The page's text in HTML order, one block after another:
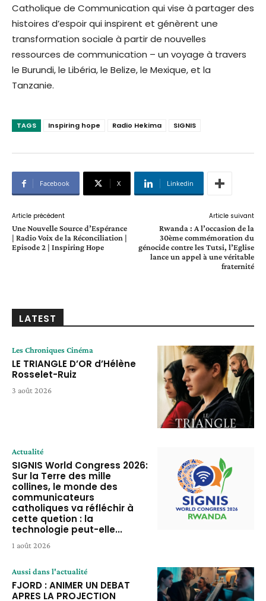
Catholique de Communication qui vise à partager des
histoires d’espoir qui inspirent et génèrent une
transformation sociale à partir de nouvelles
ressources de communication – un voyage à travers
le Burundi, le Libéria, le Belize, le Mexique, et la
Tanzanie.
TAGS Inspiring hope Radio Hekima SIGNIS
Facebook X Linkedin
Article précédent
Une Nouvelle Source d’Espérance
| Radio Voix de la Réconciliation |
Episode 2 | Inspiring Hope
Article suivant
Rwanda : A l’occasion de la
30ème commémoration du
génocide contre les Tutsi, l’Eglise
lance un appel à une véritable
fraternité
LATEST
Les Chroniques Cinéma
LE TRIANGLE D’OR d’Hélène
Rosselet-Ruiz
3 août 2026
Actualité
SIGNIS World Congress 2026:
Sur la Terre des mille
collines, le monde des
communicateurs
catholiques va réfléchir à
cette quetion : la
technologie peut-elle...
1 août 2026
Aussi dans l'actualité
FJORD : ANIMER UN DEBAT
APRES LA PROJECTION